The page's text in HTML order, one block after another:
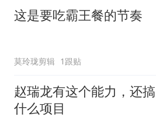
这是要吃霸王餐的节奏
莫玲珑剪辑 1跟贴
赵瑞龙有这个能力，还搞
什么项目